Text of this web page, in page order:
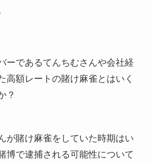
ーであるてんちむさんや会社経
高額レートの賭け麻雀とはいく
？
が賭け麻雀をしていた時期はい
博で逮捕される可能性について